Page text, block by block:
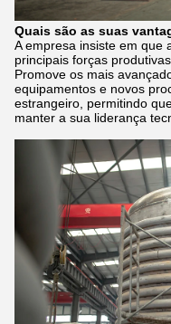
Quais são as suas
A empresa insiste em que
principais forças
Promove os mais
equipamentos e novos
estrangeiro, permitindo
manter a sua liderança